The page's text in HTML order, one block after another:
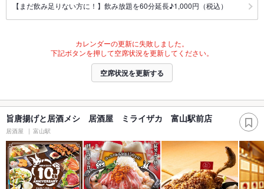
【まだ飲み足りない方に！】飲み放題を60分延長♪1,000円（税込）
カレンダーの更新に失敗しました。
下記ボタンを押して空席状況を更新してください。
空席状況を更新する
旨唐揚げと居酒メシ 居酒屋 ミライザカ 富山駅前店
居酒屋 富山駅